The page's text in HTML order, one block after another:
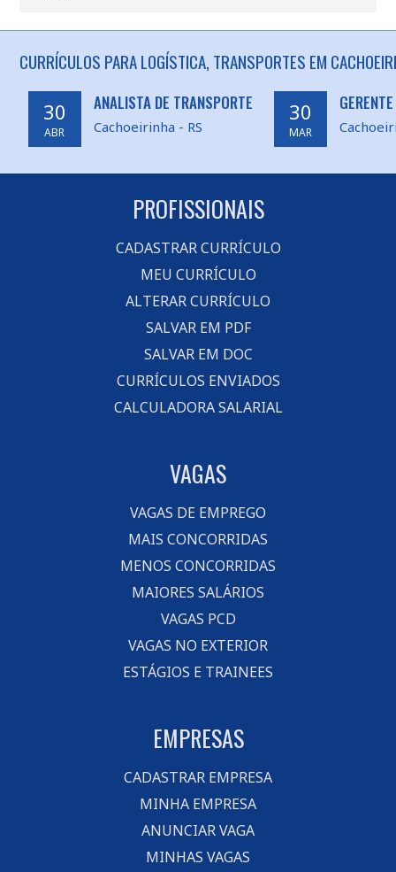
CURRÍCULOS PARA LOGÍSTICA, TRANSPORTES EM
30
ABR
ANALISTA DE TRANSPORTE
Cachoeirinha - RS
30
MAR
GERENTE
PROFISSIONAIS
CADASTRAR CURRÍCULO
MEU CURRÍCULO
ALTERAR CURRÍCULO
SALVAR EM PDF
SALVAR EM DOC
CURRÍCULOS ENVIADOS
CALCULADORA SALARIAL
VAGAS
VAGAS DE EMPREGO
MAIS CONCORRIDAS
MENOS CONCORRIDAS
MAIORES SALÁRIOS
VAGAS PCD
VAGAS NO EXTERIOR
ESTÁGIOS E TRAINEES
EMPRESAS
CADASTRAR EMPRESA
MINHA EMPRESA
ANUNCIAR VAGA
MINHAS VAGAS